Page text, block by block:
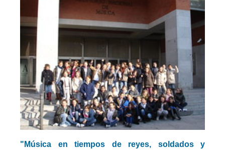
"Música en tiempos de reyes, soldados y